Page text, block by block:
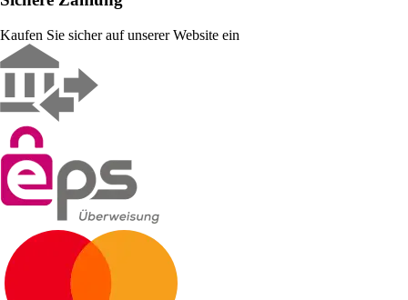
Kaufen Sie sicher auf unserer Website ein